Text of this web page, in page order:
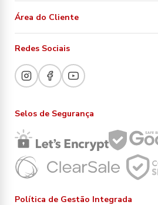
Área do Cliente
Redes Sociais
Selos de Segurança
Política de Gestão Integrada